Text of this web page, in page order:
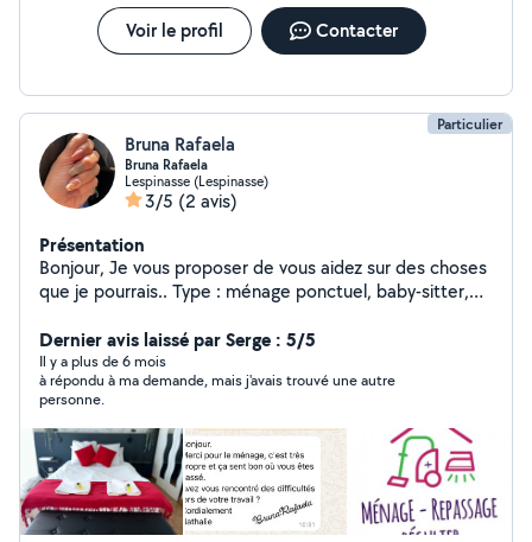
Voir le profil Contacter
Particulier
Bruna Rafaela
Bruna Rafaela
Lespinasse (Lespinasse)
3/5 (2 avis)
Présentation
Bonjour, Je vous proposer de vous aidez sur des choses
que je pourrais.. Type : ménage ponctuel, baby-sitter,
repas, aide au coucher ou au lever.. et d'autres choses
si je le peut. Pour le ménage régulier ou pas. Gros
ménage de printemps ou après une fête. Mes
disponibilités sont à voir ensemble par message Si vous
avez besoins hésitez pas à me contactez en message
privée. N'oublier surtout pas de me préciser votre
demande, je vous répondrais le plus rapidement. Si vous
préférez vous pouvez toujours me contacter par mail :
brunarafaela.frds @ gml . Com J'ai le permis je peut me
Dernier avis laissé par Serge : 5/5
Il y a plus de 6 mois
à répondu à ma demande, mais j'avais trouvé une autre
personne.